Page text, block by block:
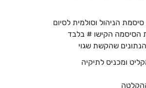
הניהול וסולמית לסיום
הקישו # בלבד
שהקשת שגוי
ומכניס לתיקיה